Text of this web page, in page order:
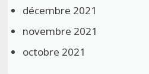
décembre 2021
novembre 2021
octobre 2021